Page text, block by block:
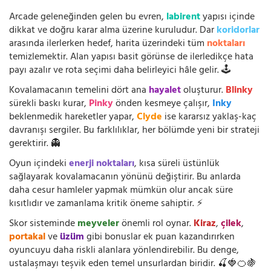
Arcade geleneğinden gelen bu evren, labirentyapısı içinde
dikkat ve doğru karar alma üzerine kuruludur. Darkoridorlar
arasında ilerlerken hedef, harita üzerindeki tüm noktaları
temizlemektir. Alan yapısı basit görünse de ilerledikçe hata
payı azalır ve rota seçimi daha belirleyici hâle gelir. 🕹️
Kovalamacanın temelini dört ana hayaletoluşturur.Blinky
sürekli baskı kurar, Pinkyönden kesmeye çalışır, Inky
beklenmedik hareketler yapar,Clyde ise kararsız yaklaş-kaç
davranışı sergiler. Bu farklılıklar, her bölümde yeni bir strateji
gerektirir. 👻
Oyun içindekienerji noktaları, kısa süreli üstünlük
sağlayarak kovalamacanın yönünü değiştirir. Bu anlarda
daha cesur hamleler yapmak mümkün olur ancak süre
kısıtlıdır ve zamanlama kritik öneme sahiptir. ⚡
Skor sistemindemeyvelerönemli rol oynar.Kiraz,çilek,
portakalveüzümgibi bonuslar ek puan kazandırırken
oyuncuyu daha riskli alanlara yönlendirebilir. Bu denge,
ustalaşmayı teşvik eden temel unsurlardan biridir. 🍒🍓🍊🍇